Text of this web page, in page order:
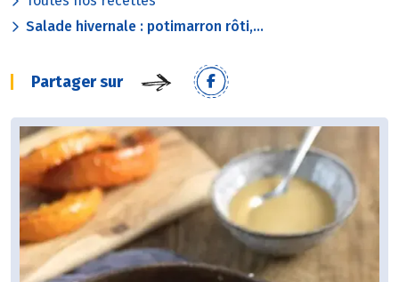
Salade hivernale : potimarron rôti,...
Partager sur